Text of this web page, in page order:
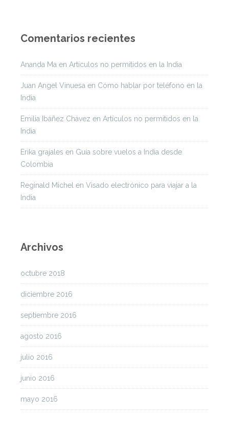
Comentarios recientes
Ananda Ma en Artículos no permitidos en la India
Juan Angel Vinuesa en Cómo hablar por teléfono en la
India
Emilia Ibáñez Chávez en Artículos no permitidos en la
India
Erika grajales en Guía sobre vuelos a India desde
Colombia
Reginald Michel en Visado electrónico para viajar a la
India
Archivos
octubre 2018
diciembre 2016
septiembre 2016
agosto 2016
julio 2016
junio 2016
mayo 2016